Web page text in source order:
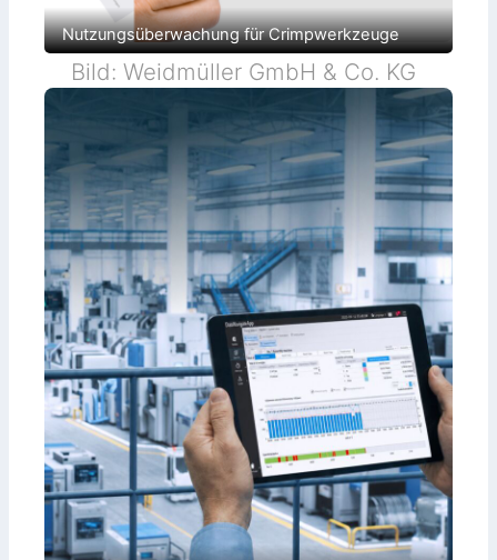
Nutzungsüberwachung für Crimpwerkzeuge
Bild: Weidmüller GmbH & Co. KG